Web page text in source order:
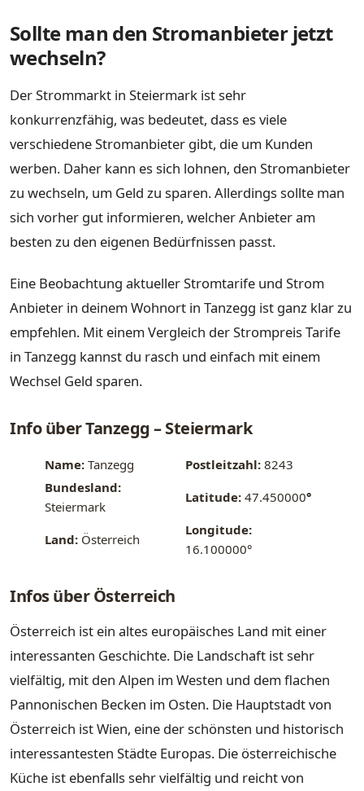
Sollte man den Stromanbieter jetzt
wechseln?
Der Strommarkt in Steiermark ist sehr
konkurrenzfähig, was bedeutet, dass es viele
verschiedene Stromanbieter gibt, die um Kunden
werben. Daher kann es sich lohnen, den Stromanbieter
zu wechseln, um Geld zu sparen. Allerdings sollte man
sich vorher gut informieren, welcher Anbieter am
besten zu den eigenen Bedürfnissen passt.
Eine Beobachtung aktueller Stromtarife und Strom
Anbieter in deinem Wohnort in Tanzegg ist ganz klar zu
empfehlen. Mit einem Vergleich der Strompreis Tarife
in Tanzegg kannst du rasch und einfach mit einem
Wechsel Geld sparen.
Info über Tanzegg – Steiermark
Name: Tanzegg Postleitzahl: 8243
Bundesland:
Steiermark
Latitude: 47.450000°
Land: Österreich
Longitude:
16.100000°
Infos über Österreich
Österreich ist ein altes europäisches Land mit einer
interessanten Geschichte. Die Landschaft ist sehr
vielfältig, mit den Alpen im Westen und dem flachen
Pannonischen Becken im Osten. Die Hauptstadt von
Österreich ist Wien, eine der schönsten und historisch
interessantesten Städte Europas. Die österreichische
Küche ist ebenfalls sehr vielfältig und reicht von